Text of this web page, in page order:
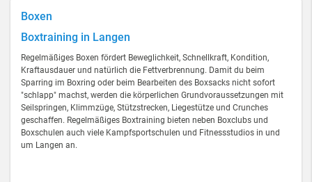
Boxen
Boxtraining in Langen
Regelmäßiges Boxen fördert Beweglichkeit, Schnellkraft, Kondition,
Kraftausdauer und natürlich die Fettverbrennung. Damit du beim
Sparring im Boxring oder beim Bearbeiten des Boxsacks nicht sofort
"schlapp" machst, werden die körperlichen Grundvoraussetzungen mit
Seilspringen, Klimmzüge, Stützstrecken, Liegestütze und Crunches
geschaffen. Regelmäßiges Boxtraining bieten neben Boxclubs und
Boxschulen auch viele Kampfsportschulen und Fitnessstudios in und
um Langen an.